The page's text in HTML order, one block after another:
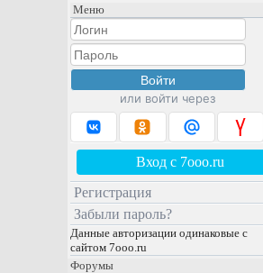
Меню
или войти через
Вход с 7ooo.ru
Регистрация
Забыли пароль?
Данные авторизации одинаковые с
сайтом 7ooo.ru
Форумы